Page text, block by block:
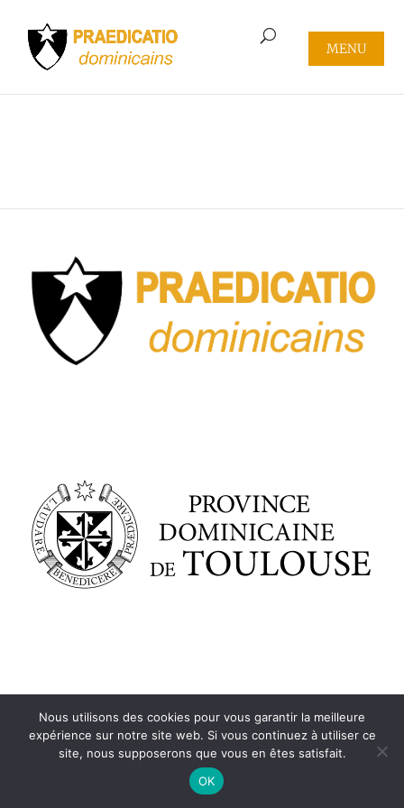
Nous utilisons des cookies pour vous garantir la meilleure
expérience sur notre site web. Si vous continuez à utiliser ce
site, nous supposerons que vous en êtes satisfait.
OK